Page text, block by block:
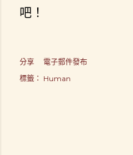
吧！
分享
電子郵件發布
標籤： Human